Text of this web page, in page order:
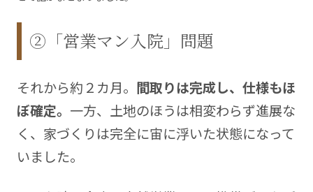
②「営業マン入院」問題
それから約２カ月。 間取りは完成し、仕様もほ
ぼ確定。 一方、土地のほうは相変わらず進展な
く、家づくりは完全に宙に浮いた状態になって
いました。